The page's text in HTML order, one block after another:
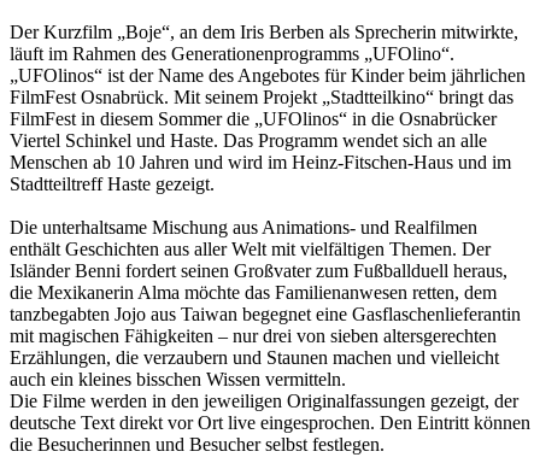
Der Kurzfilm „Boje“, an dem Iris Berben als Sprecherin mitwirkte,
läuft im Rahmen des Generationenprogramms „UFOlino“.
„UFOlinos“ ist der Name des Angebotes für Kinder beim jährlichen
FilmFest Osnabrück. Mit seinem Projekt „Stadtteilkino“ bringt das
FilmFest in diesem Sommer die „UFOlinos“ in die Osnabrücker
Viertel Schinkel und Haste. Das Programm wendet sich an alle
Menschen ab 10 Jahren und wird im Heinz-Fitschen-Haus und im
Stadtteiltreff Haste gezeigt.
Die unterhaltsame Mischung aus Animations- und Realfilmen
enthält Geschichten aus aller Welt mit vielfältigen Themen. Der
Isländer Benni fordert seinen Großvater zum Fußballduell heraus,
die Mexikanerin Alma möchte das Familienanwesen retten, dem
tanzbegabten Jojo aus Taiwan begegnet eine Gasflaschenlieferantin
mit magischen Fähigkeiten – nur drei von sieben altersgerechten
Erzählungen, die verzaubern und Staunen machen und vielleicht
auch ein kleines bisschen Wissen vermitteln.
Die Filme werden in den jeweiligen Originalfassungen gezeigt, der
deutsche Text direkt vor Ort live eingesprochen. Den Eintritt können
die Besucherinnen und Besucher selbst festlegen.